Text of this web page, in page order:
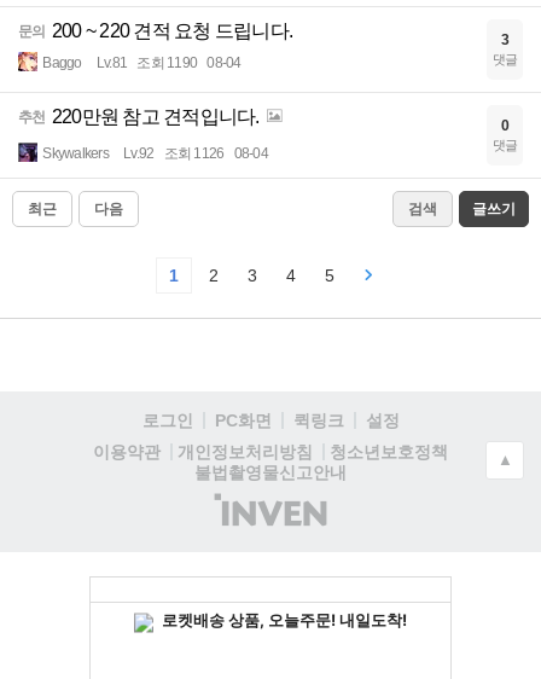
문의 200 ~ 220 견적 요청 드립니다.
Baggo Lv.81 조회 1190 08-04
3
댓글
추천 220만원 참고 견적입니다.
Skywalkers Lv.92 조회 1126 08-04
0
댓글
최근 다음 검색 글쓰기
1 2 3 4 5
로그인 PC화면 퀵링크
설정
이용약관
개인정보처리방침
청소년보호정책
불법촬영물신고안내
(주)
인
▲